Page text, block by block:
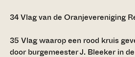
34Vlag van de Oranjevereniging
35 Vlag waarop een rood kruis
door burgemeester J. Bleeker in